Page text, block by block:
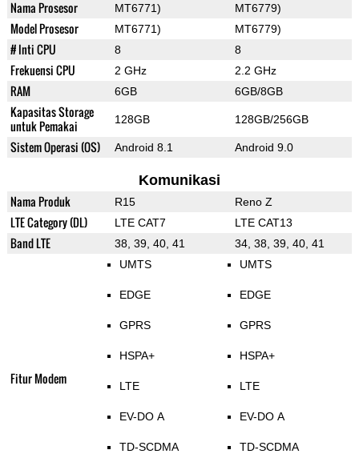
Nama Prosesor MT6771) MT6779)
Model Prosesor MT6771) MT6779)
# Inti CPU 8 8
Frekuensi CPU 2 GHz 2.2 GHz
RAM 6GB 6GB/8GB
Kapasitas Storage
untuk Pemakai
128GB 128GB/256GB
Sistem Operasi (OS) Android 8.1 Android 9.0
Komunikasi
Nama Produk R15 Reno Z
LTE Category (DL) LTE CAT7 LTE CAT13
Band LTE 38, 39, 40, 41 34, 38, 39, 40, 41
Fitur Modem
UMTS
EDGE
GPRS
HSPA+
LTE
EV-DO A
TD-SCDMA
UMTS
EDGE
GPRS
HSPA+
LTE
EV-DO A
TD-SCDMA